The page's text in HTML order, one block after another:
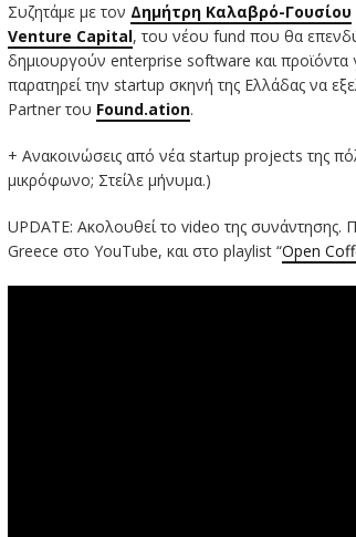
Συζητάμε με τον Δημήτρη Καλαβρό-Γουσίου
Venture Capital, του νέου fund που θα
δημιουργούν enterprise software και
παρατηρεί την startup σκηνή της Ελλάδας να
Partner του Found.ation.
+ Ανακοινώσεις από νέα startup projects της
μικρόφωνο; Στείλε μήνυμα.)
UPDATE: Ακολουθεί το video της συνάντησης.
Greece στο YouTube, και στο playlist “Open